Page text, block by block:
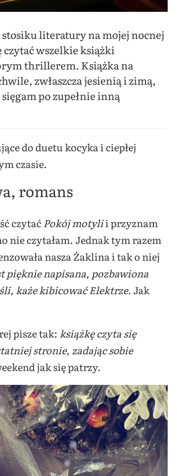
stosiku literatury na mojej nocnej
wszelkie książki
thrillerem. Książka na
zwłaszcza jesienią i zimą,
po zupełnie inną
do duetu kocyka i ciepłej
czasie.
romans
czytaćPokój motylii przyznam
nie czytałam. Jednak tym razem
nasza Żaklina i tak o niej
pięknie napisana, pozbawiona
każe kibicować Elektrze.Jak
pisze tak: książkę czyta się
stronie, zadając sobie
jak się patrzy.